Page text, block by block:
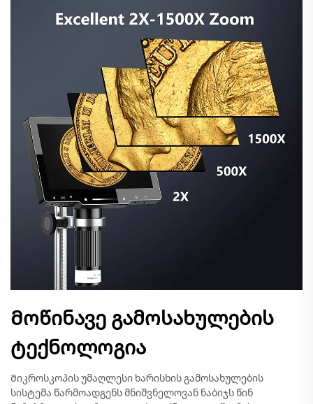
Მოწინავე გამოსახულების
ტექნოლოგია
Მიკროსკოპის უმაღლესი ხარისხის გამოსახულების
სისტემა წარმოადგენს მნიშვნელოვან ნაბიჯს წინ